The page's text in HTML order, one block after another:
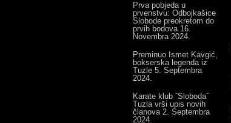
Prva pobjeda u
prvenstvu: Odbojkašice
Slobode preokretom do
prvih bodova 16.
Novembra 2024.
Preminuo Ismet Kavgić,
bokserska legenda iz
Tuzle 5. Septembra
2024.
Karate klub ˝Sloboda˝
Tuzla vrši upis novih
članova 2. Septembra
2024.